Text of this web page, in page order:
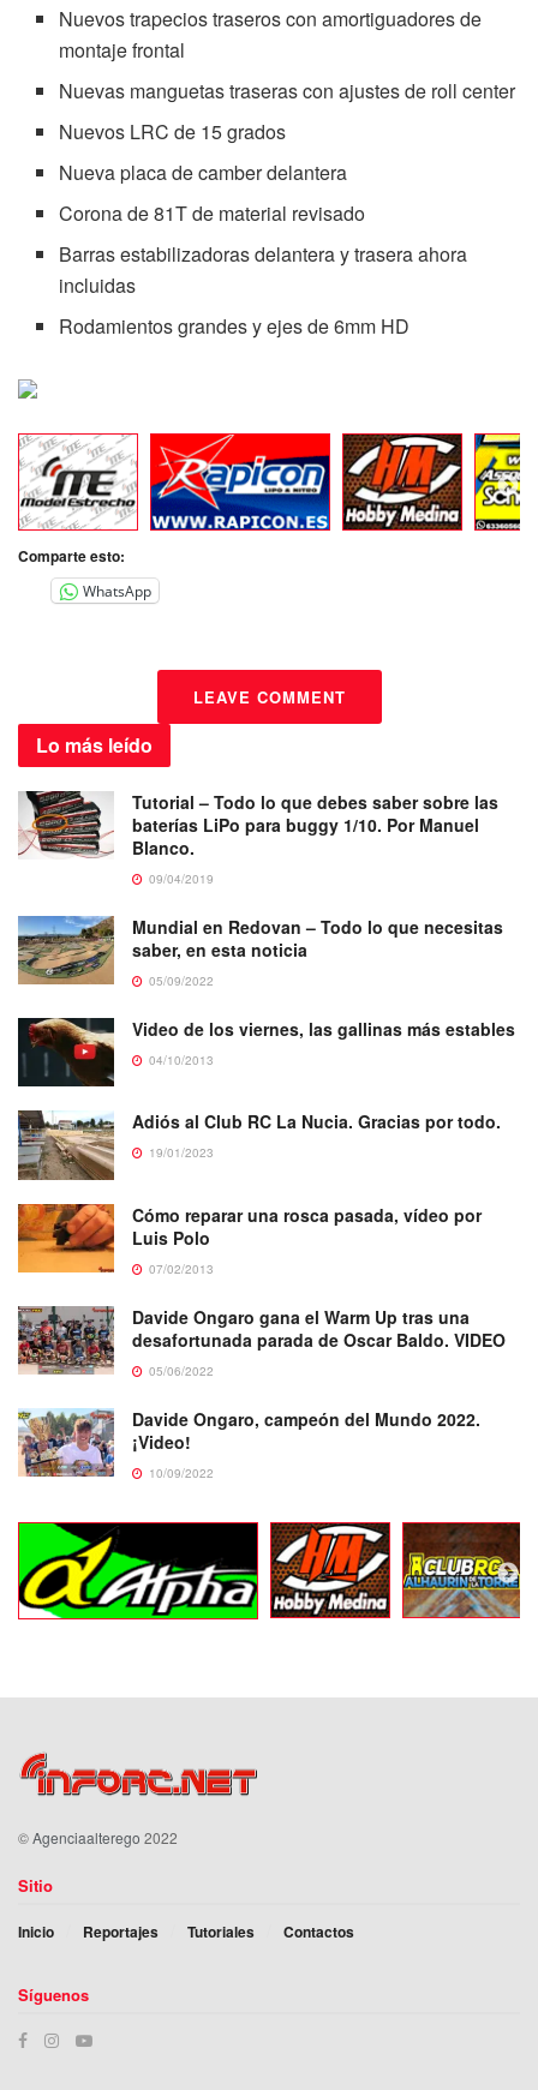
Nuevos trapecios traseros con amortiguadores de
montaje frontal
Nuevas manguetas traseras con ajustes de roll center
Nuevos LRC de 15 grados
Nueva placa de camber delantera
Corona de 81T de material revisado
Barras estabilizadoras delantera y trasera ahora
incluidas
Rodamientos grandes y ejes de 6mm HD
Comparte esto:
WhatsApp
LEAVE COMMENT
Lo más leído
Tutorial – Todo lo que debes saber sobre las
baterías LiPo para buggy 1/10. Por Manuel
Blanco.
09/04/2019
Mundial en Redovan – Todo lo que necesitas
saber, en esta noticia
05/09/2022
Video de los viernes, las gallinas más estables
04/10/2013
Adiós al Club RC La Nucia. Gracias por todo.
19/01/2023
Cómo reparar una rosca pasada, vídeo por
Luis Polo
07/02/2013
Davide Ongaro gana el Warm Up tras una
desafortunada parada de Oscar Baldo. VIDEO
05/06/2022
Davide Ongaro, campeón del Mundo 2022.
¡Video!
10/09/2022
©Agenciaalterego 2022
Sitio
Inicio Reportajes Tutoriales Contactos
Síguenos